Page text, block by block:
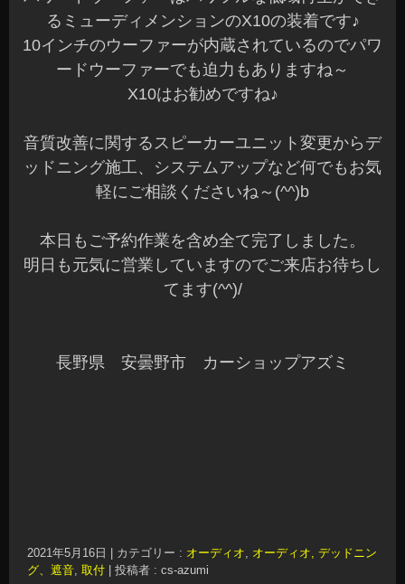
るミューディメンションのX10の装着です♪
10インチのウーファーが内蔵されているのでパワ
ードウーファーでも迫力もありますね～
X10はお勧めですね♪
音質改善に関するスピーカーユニット変更からデ
ッドニング施工、システムアップなど何でもお気
軽にご相談くださいね～(^^)b
本日もご予約作業を含め全て完了しました。
明日も元気に営業していますのでご来店お待ちし
てます(^^)/
長野県 安曇野市 カーショップアズミ
2021年5月16日 カテゴリー : オーディオ
オーディオ, デッドニン
グ、遮音 取付 投稿者 : cs-azumi